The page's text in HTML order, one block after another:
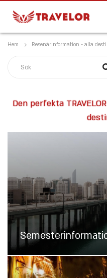
Hem Resenärinformation - alla
Den perfekta